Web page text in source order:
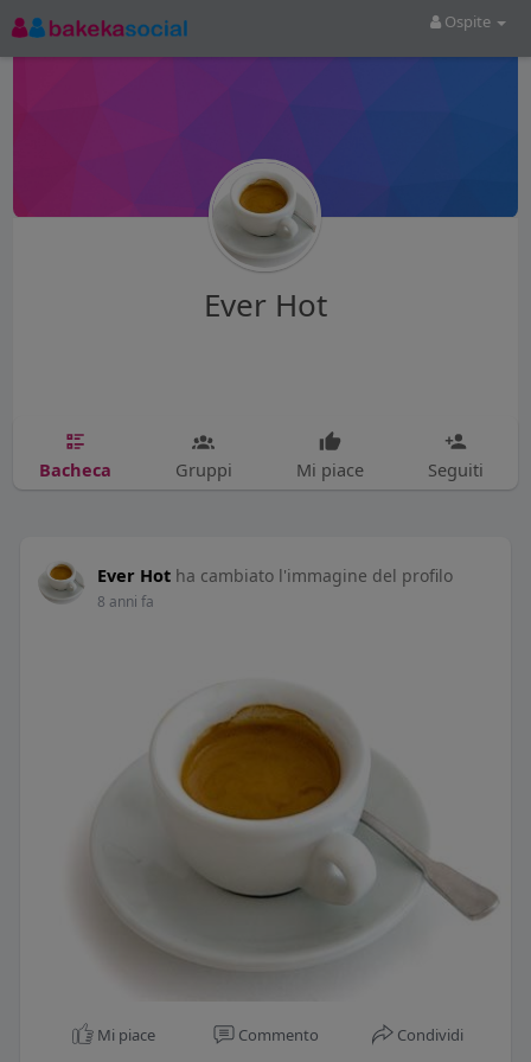
Ospite
Ever Hot
Bacheca Gruppi Mi piace Seguiti
Ever Hot ha cambiato l'immagine del profilo
8 anni fa
Mi piace Commento Condividi